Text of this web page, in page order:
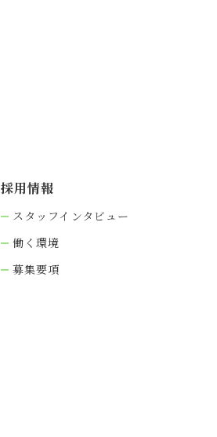
採⽤情報
スタッフインタビュー
働く環境
募集要項